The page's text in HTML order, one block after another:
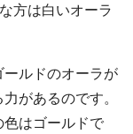
方は白いオーラ
ルドのオーラが
があるのです。
色はゴールドで